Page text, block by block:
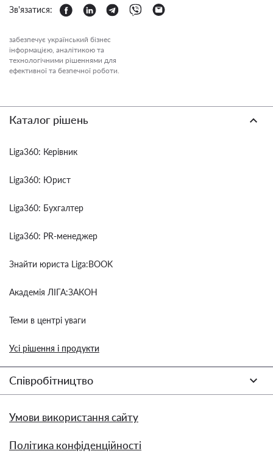
Зв'язатися:
забезпечує український бізнес
інформацією, аналітикою та
технологічними рішеннями для
ефективної та безпечної роботи.
Каталог рішень
Liga360: Керівник
Liga360: Юрист
Liga360: Бухгалтер
Liga360: PR-менеджер
Знайти юриста Liga:BOOK
Академія ЛІГА:ЗАКОН
Теми в центрі уваги
Усі рішення і продукти
Співробітництво
Умови використання сайту
Політика конфіденційності